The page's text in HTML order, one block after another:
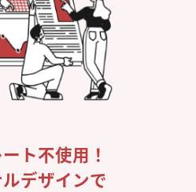
ト不使用！
デザインで